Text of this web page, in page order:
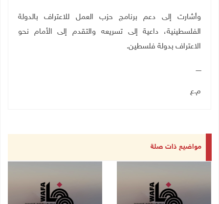
وأشارت إلى دعم برنامج حزب العمل للاعتراف بالدولة
الفلسطينية، داعية إلى تسريعه والتقدم إلى الأمام نحو
الاعتراف بدولة فلسطين.
ـــــ
م.ع
مواضيع ذات صلة